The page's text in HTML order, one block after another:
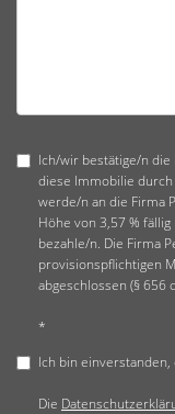
Ich/wir bestätige/n
diese Immobilie
werde/n an die Firma
Höhe von 3,57 %
bezahle/n. Die Firma
provisionspflichtigen
abgeschlossen (§ 656
*
Ich bin
Die